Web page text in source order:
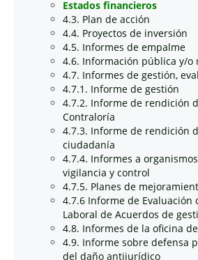
Estados financieros
4.3. Plan de acción
4.4. Proyectos de inversión
4.5. Informes de empalme
4.6. Información pública y/o
4.7. Informes de gestión,
4.7.1. Informe de gestión
4.7.2. Informe de rendición
Contraloría
4.7.3. Informe de rendición
ciudadanía
4.7.4. Informes a
vigilancia y control
4.7.5. Planes de
4.7.6 Informe de Evaluación
Laboral de Acuerdos de
4.8. Informes de la oficina
4.9. Informe sobre defensa
del daño antijurídico